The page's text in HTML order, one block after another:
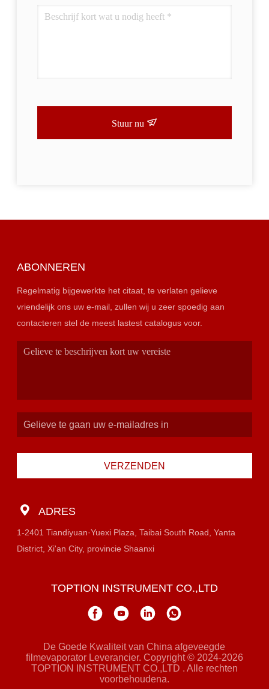
Stuur nu
ABONNEREN
Regelmatig bijgewerkte het citaat, te verlaten gelieve
vriendelijk ons uw e-mail, zullen wij u zeer spoedig aan
contacteren stel de meest lastest catalogus voor.
VERZENDEN
ADRES
1-2401 Tiandiyuan·Yuexi Plaza, Taibai South Road, Yanta
District, Xi'an City, provincie Shaanxi
TOPTION INSTRUMENT CO.,LTD
De Goede Kwaliteit van China afgeveegde
filmevaporator Leverancier. Copyright © 2024-2026
TOPTION INSTRUMENT CO.,LTD . Alle rechten
voorbehoudena.